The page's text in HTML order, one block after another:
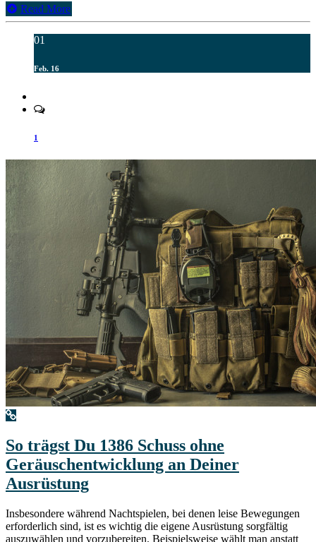
Read More
01
Feb. 16
1
So trägst Du 1386 Schuss ohne
Geräuschentwicklung an Deiner
Ausrüstung
Insbesondere während Nachtspielen, bei denen leise Bewegungen
erforderlich sind, ist es wichtig die eigene Ausrüstung sorgfältig
auszuwählen und vorzubereiten. Beispielsweise wählt man anstatt